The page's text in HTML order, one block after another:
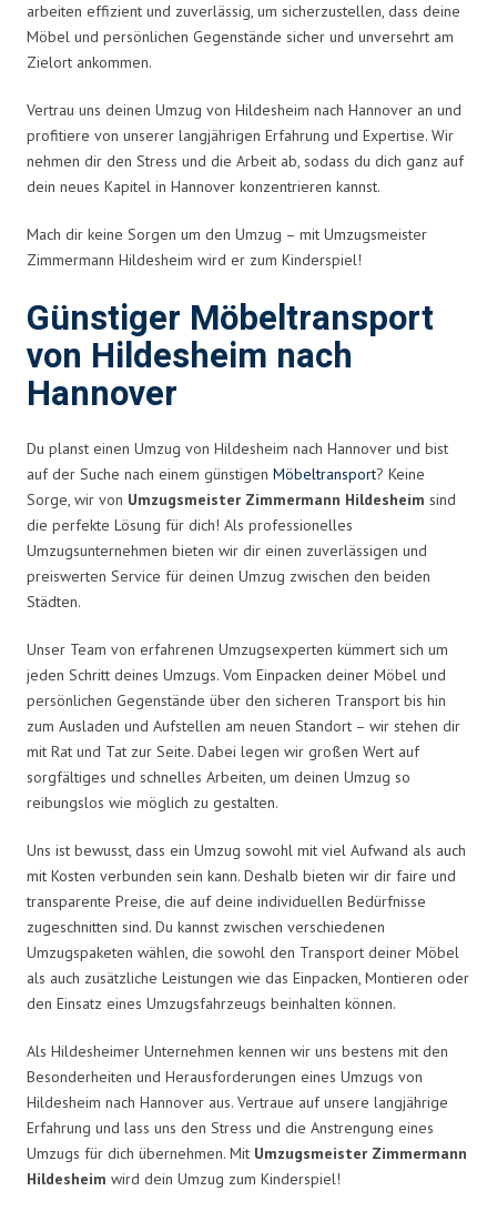
arbeiten effizient und zuverlässig, um sicherzustellen, dass deine
Möbel und persönlichen Gegenstände sicher und unversehrt am
Zielort ankommen.
Vertrau uns deinen Umzug von Hildesheim nach Hannover an und
profitiere von unserer langjährigen Erfahrung und Expertise. Wir
nehmen dir den Stress und die Arbeit ab, sodass du dich ganz auf
dein neues Kapitel in Hannover konzentrieren kannst.
Mach dir keine Sorgen um den Umzug – mit Umzugsmeister
Zimmermann Hildesheim wird er zum Kinderspiel!
Günstiger Möbeltransport
von Hildesheim nach
Hannover
Du planst einen Umzug von Hildesheim nach Hannover und bist
auf der Suche nach einem günstigen Möbeltransport? Keine
Sorge, wir von Umzugsmeister Zimmermann Hildesheim sind
die perfekte Lösung für dich! Als professionelles
Umzugsunternehmen bieten wir dir einen zuverlässigen und
preiswerten Service für deinen Umzug zwischen den beiden
Städten.
Unser Team von erfahrenen Umzugsexperten kümmert sich um
jeden Schritt deines Umzugs. Vom Einpacken deiner Möbel und
persönlichen Gegenstände über den sicheren Transport bis hin
zum Ausladen und Aufstellen am neuen Standort – wir stehen dir
mit Rat und Tat zur Seite. Dabei legen wir großen Wert auf
sorgfältiges und schnelles Arbeiten, um deinen Umzug so
reibungslos wie möglich zu gestalten.
Uns ist bewusst, dass ein Umzug sowohl mit viel Aufwand als auch
mit Kosten verbunden sein kann. Deshalb bieten wir dir faire und
transparente Preise, die auf deine individuellen Bedürfnisse
zugeschnitten sind. Du kannst zwischen verschiedenen
Umzugspaketen wählen, die sowohl den Transport deiner Möbel
als auch zusätzliche Leistungen wie das Einpacken, Montieren oder
den Einsatz eines Umzugsfahrzeugs beinhalten können.
Als Hildesheimer Unternehmen kennen wir uns bestens mit den
Besonderheiten und Herausforderungen eines Umzugs von
Hildesheim nach Hannover aus. Vertraue auf unsere langjährige
Erfahrung und lass uns den Stress und die Anstrengung eines
Umzugs für dich übernehmen. Mit Umzugsmeister Zimmermann
Hildesheim wird dein Umzug zum Kinderspiel!